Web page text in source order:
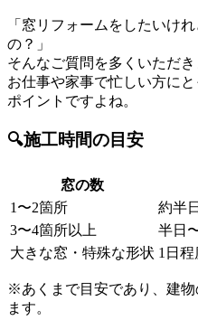
「窓リフォームをしたいけ
の？」
そんなご質問を多くいただ
お仕事や家事で忙しい方に
ポイントですよね。
🔍施工時間の目安
窓の数
1〜2箇所
約半
3〜4箇所以上
半日
大きな窓・特殊な形状 1日
※あくまで目安であり、建
ます。